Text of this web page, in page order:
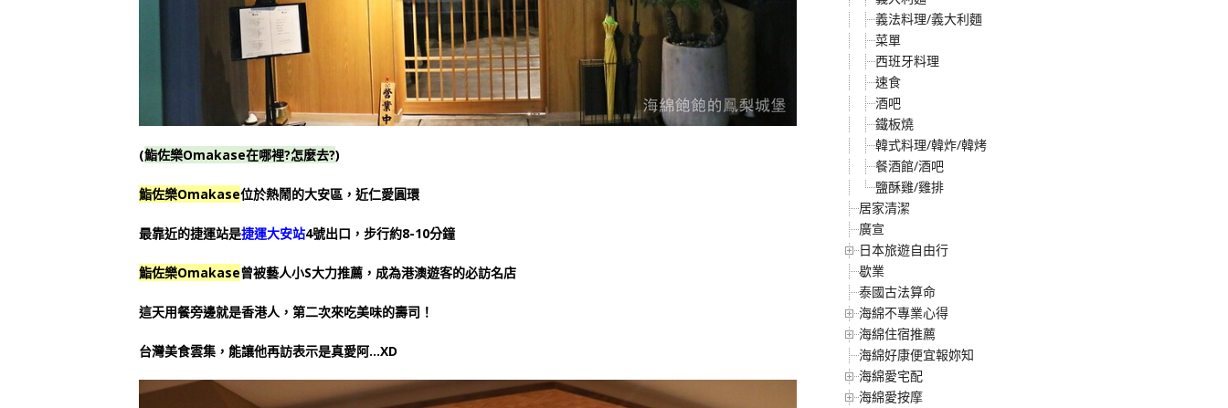
(鮨佐樂Omakase在哪裡?怎麼去?)
鮨佐樂Omakase位於熱鬧的大安區，近仁愛圓環
最靠近的捷運站是捷運大安站4號出口，步行約8-10分鐘
鮨佐樂Omakase曾被藝人小S大力推薦，成為港澳遊客的必訪名店
這天用餐旁邊就是香港人，第二次來吃美味的壽司！
台灣美食雲集，能讓他再訪表示是真愛阿…XD
義法料理/義大利麵
菜單
西班牙料理
速食
酒吧
鐵板燒
韓式料理/韓炸/韓烤
餐酒館/酒吧
鹽酥雞/雞排
居家清潔
廣宣
日本旅遊自由行
歇業
泰國古法算命
海綿不專業心得
海綿住宿推薦
海綿好康便宜報妳知
海綿愛宅配
海綿愛按摩